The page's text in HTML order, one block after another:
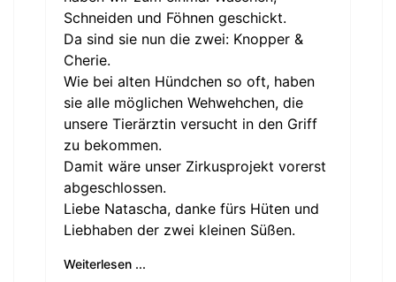
Schneiden und Föhnen geschickt.
Da sind sie nun die zwei: Knopper &
Cherie.
Wie bei alten Hündchen so oft, haben
sie alle möglichen Wehwehchen, die
unsere Tierärztin versucht in den Griff
zu bekommen.
Damit wäre unser Zirkusprojekt vorerst
abgeschlossen.
Liebe Natascha, danke fürs Hüten und
Liebhaben der zwei kleinen Süßen.
Weiterlesen ...